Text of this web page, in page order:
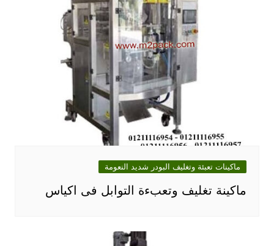
ماكينات تعبئة وتغليف البودر شديد النعومة
ماكينة تغليف وتعبءة التوابل فى اكياس